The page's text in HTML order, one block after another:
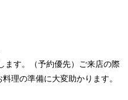
ます。（予約優先）ご来店の際
理の準備に大変助かります。